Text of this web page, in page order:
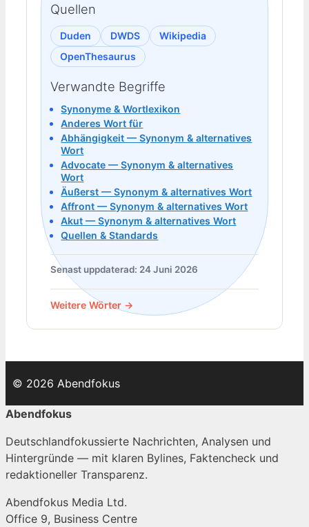
Quellen
Duden DWDS
Wikipedia
OpenThesaurus
Verwandte Begriffe
Synonyme & Wortlexikon
Anderes Wort für
Abhängigkeit — Synonym & alternatives
Wort
Advocate — Synonym & alternatives
Wort
Äußerst — Synonym & alternatives Wort
Affront — Synonym & alternatives Wort
Akut — Synonym & alternatives Wort
Quellen & Standards
Senast uppdaterad: 24 Juni 2026
Weitere Wörter →
© 2026 Abendfokus
Abendfokus
Deutschlandfokussierte Nachrichten, Analysen und
Hintergründe — mit klaren Bylines, Faktencheck und
redaktioneller Transparenz.
Abendfokus Media Ltd.
Office 9, Business Centre